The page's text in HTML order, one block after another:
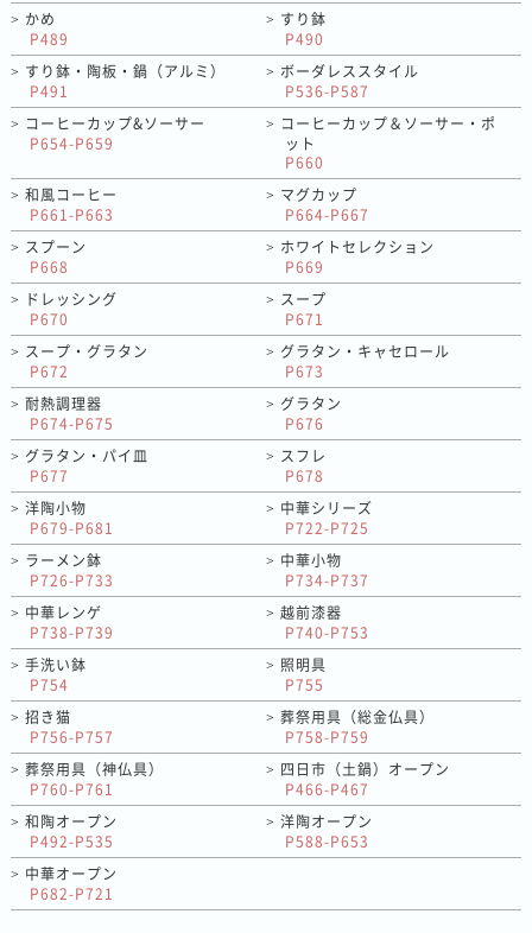
> かめ
P489
> すり鉢
P490
> すり鉢・陶板・鍋（アルミ）
P491
> ボーダレススタイル
P536-P587
> コーヒーカップ&ソーサー
P654-P659
> コーヒーカップ＆ソーサー・ポ
ット
P660
> 和風コーヒー
P661-P663
> マグカップ
P664-P667
> スプーン
P668
> ホワイトセレクション
P669
>
ドレッシング
P670
> スープ
P671
> スープ・グラタン
P672
> グラタン・キャセロール
P673
> 耐熱調理器
P674-P675
> グラタン
P676
> グラタン・パイ皿
P677
> スフレ
P678
> 洋陶小物
P679-P681
> 中華シリーズ
P722-P725
> ラーメン鉢
P726-P733
> 中華小物
P734-P737
> 中華レンゲ
P738-P739
> 越前漆器
P740-P753
> 手洗い鉢
P754
> 照明具
P755
> 招き猫
P756-P757
> 葬祭用具（総金仏具）
P758-P759
> 葬祭用具（神仏具）
P760-P761
> 四日市（土鍋）オープン
P466-P467
> 和陶オープン
P492-P535
> 洋陶オープン
P588-P653
> 中華オープン
P682-P721